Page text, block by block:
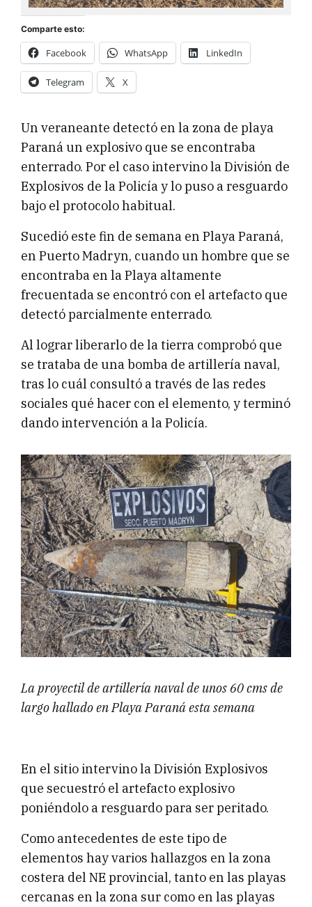
Comparte esto:
Facebook WhatsApp LinkedIn
Telegram X
Un veraneante detectó en la zona de playa
Paraná un explosivo que se encontraba
enterrado. Por el caso intervino la División de
Explosivos de la Policía y lo puso a resguardo
bajo el protocolo habitual.
Sucedió este fin de semana en Playa Paraná,
en Puerto Madryn, cuando un hombre que se
encontraba en la Playa altamente
frecuentada se encontró con el artefacto que
detectó parcialmente enterrado.
Al lograr liberarlo de la tierra comprobó que
se trataba de una bomba de artillería naval,
tras lo cuál consultó a través de las redes
sociales qué hacer con el elemento, y terminó
dando intervención a la Policía.
La proyectil de artillería naval de unos 60 cms de
largo hallado en Playa Paraná esta semana
En el sitio intervino la División Explosivos
que secuestró el artefacto explosivo
poniéndolo a resguardo para ser peritado.
Como antecedentes de este tipo de
elementos hay varios hallazgos en la zona
costera del NE provincial, tanto en las playas
cercanas en la zona sur como en las playas